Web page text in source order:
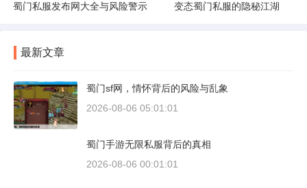
蜀门私服发布网大全与风险警示 变态蜀门私服的隐秘江湖
最新文章
蜀门sf网，情怀背后的风险与乱象
2026-08-06 05:01:01
蜀门手游无限私服背后的真相
2026-08-06 00:01:01